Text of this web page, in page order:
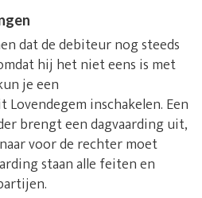
dat de debiteur nog steeds
hij het niet eens is met
je een
inschakelen. Een
brengt een dagvaarding uit,
voor de rechter moet
staan alle feiten en